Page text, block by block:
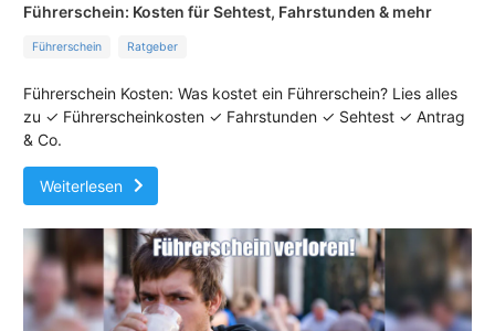
Führerschein: Kosten für Sehtest, Fahrstunden & mehr
Führerschein Ratgeber
Führerschein Kosten: Was kostet ein Führerschein? Lies alles
zu ✓ Führerscheinkosten ✓ Fahrstunden ✓ Sehtest ✓ Antrag
& Co.
Weiterlesen